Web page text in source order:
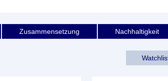
Zusammensetzung Nachhaltigkeit